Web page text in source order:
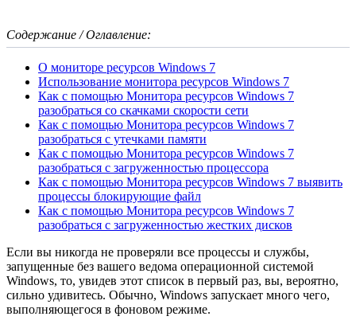
Содержание / Оглавление:
О мониторе ресурсов Windows 7
Использование монитора ресурсов Windows 7
Как с помощью Монитора ресурсов Windows 7
разобраться со скачками скорости сети
Как с помощью Монитора ресурсов Windows 7
разобраться с утечками памяти
Как с помощью Монитора ресурсов Windows 7
разобраться с загруженностью процессора
Как с помощью Монитора ресурсов Windows 7 выявить
процессы блокирующие файл
Как с помощью Монитора ресурсов Windows 7
разобраться с загруженностью жестких дисков
Если вы никогда не проверяли все процессы и службы,
запущенные без вашего ведома операционной системой
Windows, то, увидев этот список в первый раз, вы, вероятно,
сильно удивитесь. Обычно, Windows запускает много чего,
выполняющегося в фоновом режиме.